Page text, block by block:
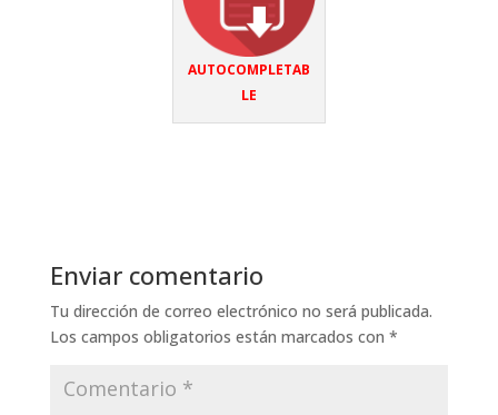
AUTOCOMPLETAB
LE
Enviar comentario
Tu dirección de correo electrónico no será publicada.
Los campos obligatorios están marcados con *